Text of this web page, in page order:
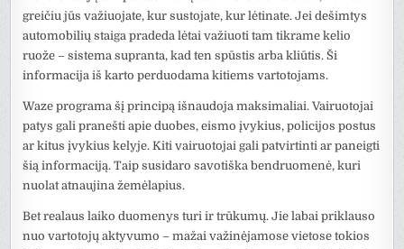
greičiu jūs važiuojate, kur sustojate, kur lėtinate. Jei dešimtys
automobilių staiga pradeda lėtai važiuoti tam tikrame kelio
ruože – sistema supranta, kad ten spūstis arba kliūtis. Ši
informacija iš karto perduodama kitiems vartotojams.
Waze programa šį principą išnaudoja maksimaliai. Vairuotojai
patys gali pranešti apie duobes, eismo įvykius, policijos postus
ar kitus įvykius kelyje. Kiti vairuotojai gali patvirtinti ar paneigti
šią informaciją. Taip susidaro savotiška bendruomenė, kuri
nuolat atnaujina žemėlapius.
Bet realaus laiko duomenys turi ir trūkumų. Jie labai priklauso
nuo vartotojų aktyvumo – mažai važinėjamose vietose tokios